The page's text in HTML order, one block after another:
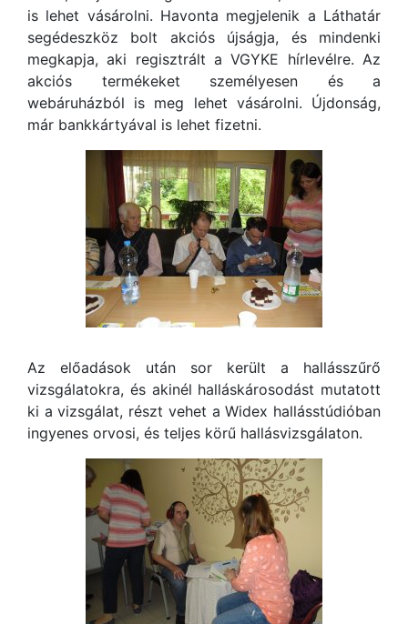
is lehet vásárolni. Havonta megjelenik a Láthatár
segédeszköz bolt akciós újságja, és mindenki
megkapja, aki regisztrált a VGYKE hírlevélre. Az
akciós termékeket személyesen és a
webáruházból is meg lehet vásárolni. Újdonság,
már bankkártyával is lehet fizetni.
Az előadások után sor került a hallásszűrő
vizsgálatokra, és akinél halláskárosodást mutatott
ki a vizsgálat, részt vehet a Widex hallásstúdióban
ingyenes orvosi, és teljes körű hallásvizsgálaton.